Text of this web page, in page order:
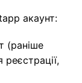
акаунт:
(раніше